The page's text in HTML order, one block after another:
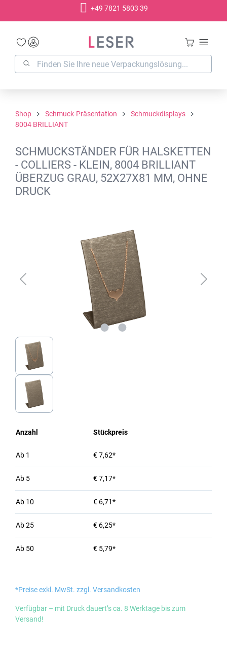
+49 7821 5803 39
Shop Schmuck-Präsentation
Schmuckdisplays
8004 BRILLIANT
SCHMUCKSTÄNDER FÜR HALSKETTEN
- COLLIERS - KLEIN, 8004 BRILLIANT
ÜBERZUG GRAU, 52X27X81 MM, OHNE
DRUCK
Anzahl Stückpreis
Ab 1 € 7,62*
Ab 5 € 7,17*
Ab 10 € 6,71*
Ab25 € 6,25*
Ab 50 € 5,79*
*Preise exkl. MwSt. zzgl. Versandkosten
Verfügbar – mit Druck dauert’s ca. 8 Werktage bis zum
Versand!